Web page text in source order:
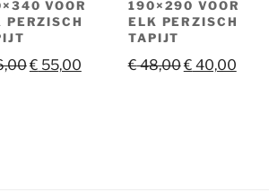
VOOR
PERZISCH
Oorspronkelijke
€ 55,00Huidige
190×290 VOOR
ELK PERZISCH
TAPIJT
€48,00€ 40,00